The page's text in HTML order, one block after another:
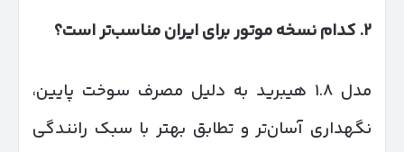
۲. کدام نسخه موتور برای ایران مناسب‌تر است؟
مدل ۱.۸ هیبرید به دلیل مصرف سوخت پایین،
نگهداری آسان‌تر و تطابق بهتر با سبک رانندگی